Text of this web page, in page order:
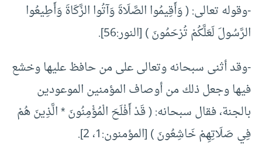
-وقوله تعالى: ( وَأَقِيمُوا الصَّلَاةَ وَآتُوا الزَّكَاةَ وَأَطِيعُوا
الرَّسُولَ لَعَلَّكُمْ تُرْحَمُونَ ) [النور:56].
-وقد أثنى سبحانه وتعالى على من حافظ عليها وخشع
فيها وجعل ذلك من أوصاف المؤمنين الموعودين
بالجنة، فقال سبحانه: ( قَدْ أَفْلَحَ الْمُؤْمِنُونَ * الَّذِينَ هُمْ
فِي صَلَاتِهِمْ خَاشِعُونَ ) [المؤمنون:1، 2].